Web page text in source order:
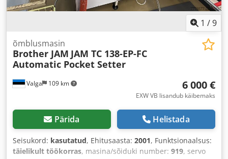
1 /9
Valga 109 km
õmblusmasin
Brother JAM JAM TC 138-EP-FC
Automatic Pocket Setter
6 000 €
EXW VB lisandub käibemaks
Pärida Helistada
Seisukord: kasutatud, Ehitusaasta: 2001, Funktsionaalsus:
täielikult töökorras, masina/sõiduki number: 919, servo